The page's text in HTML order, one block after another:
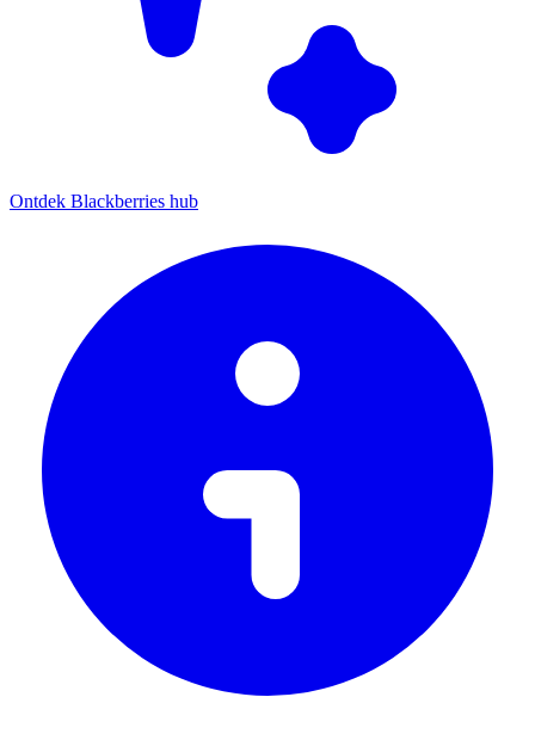
Ontdek Blackberries hub